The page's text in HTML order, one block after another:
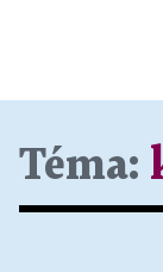
Téma: